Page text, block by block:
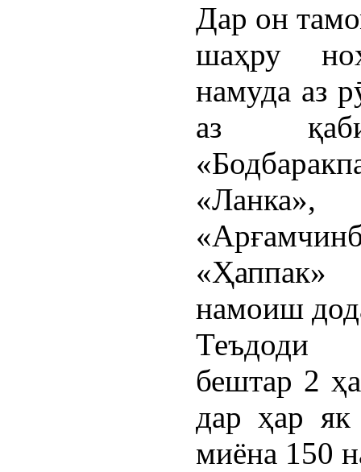
Дар он
шаҳру
намуда аз
аз
«Ҳаппак»
намоиш
Теъдоди
бештар 2
дар ҳар
миёна 150